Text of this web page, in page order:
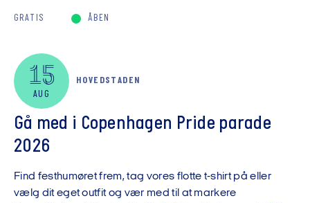
GRATIS ÅBEN
15
AUG
HOVEDSTADEN
Gå med i Copenhagen Pride parade
2026
Find festhumøret frem, tag vores flotte t-shirt på eller
vælg dit eget outfit og vær med til at markere